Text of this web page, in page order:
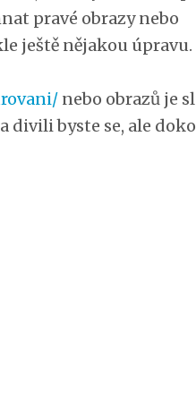
pravé obrazy nebo
ještě nějakou úpravu.
nebo obrazů je
divili byste se, ale